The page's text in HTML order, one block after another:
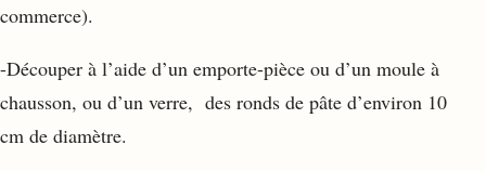
commerce).
-Découper à l’aide d’un emporte-pièce ou d’un moule à
chausson, ou d’un verre, des ronds de pâte d’environ 10
cm de diamètre.